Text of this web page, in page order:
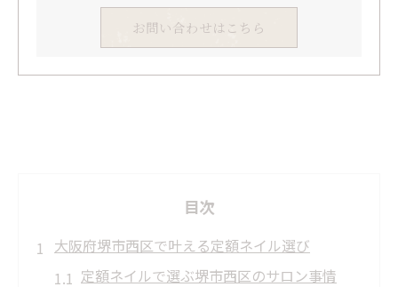
お問い合わせはこちら
目次
大阪府堺市西区で叶える定額ネイル選び
定額ネイルで選ぶ堺市西区のサロン事情